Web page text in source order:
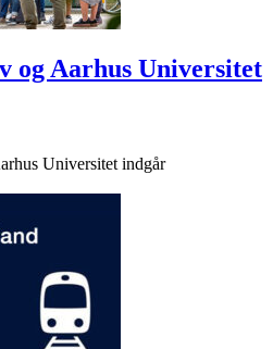
og Aarhus Universitet
Universitet indgår